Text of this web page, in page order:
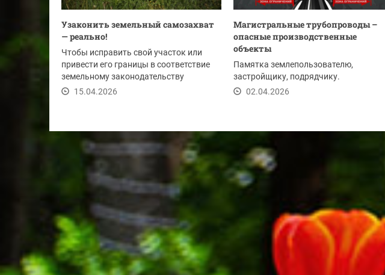
Узаконить земельный самозахват
— реально!
Чтобы исправить свой участок или
привести его границы в соответствие
земельному законодательству
собственники земель...
15.04.2026
Магистральные трубопроводы –
опасные производственные
объекты
Памятка землепользователю,
застройщику, подрядчику.
02.04.2026